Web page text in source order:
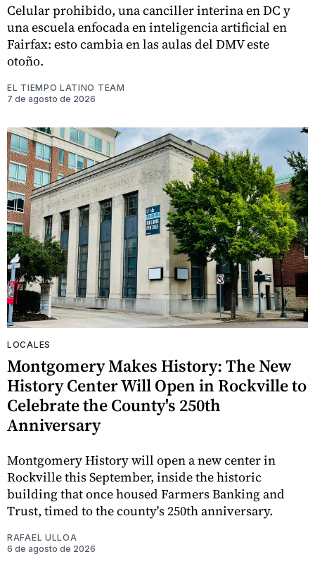
Celular prohibido, una canciller interina en DC y
una escuela enfocada en inteligencia artificial en
Fairfax: esto cambia en las aulas del DMV este
otoño.
EL TIEMPO LATINO TEAM
7 de agosto de 2026
LOCALES
Montgomery Makes History: The New
History Center Will Open in Rockville to
Celebrate the County's 250th
Anniversary
Montgomery History will open a new center in
Rockville this September, inside the historic
building that once housed Farmers Banking and
Trust, timed to the county's 250th anniversary.
RAFAEL ULLOA
6 de agosto de 2026